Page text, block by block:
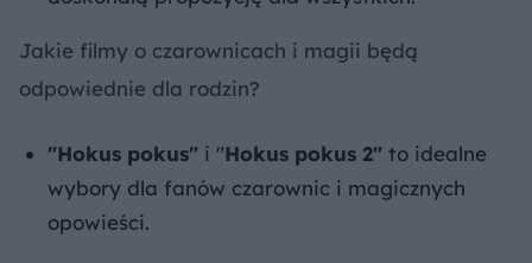
Jakie filmy o czarownicach i magii będą
odpowiednie dla rodzin?
"Hokus pokus" i "Hokus pokus 2" to idealne
wybory dla fanów czarownic i magicznych
opowieści.